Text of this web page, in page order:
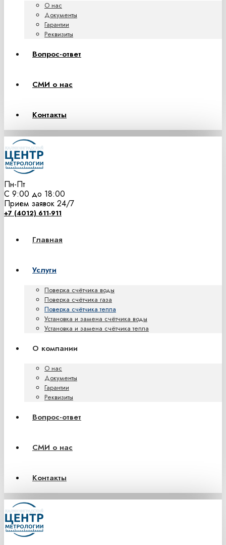
О нас
Документы
Гарантии
Реквизиты
Вопрос-ответ
СМИ о нас
Контакты
Пн-Пт
С 9:00 до 18:00
Прием заявок 24/7
+7 (4012) 611-911
Главная
Услуги
Поверка счётчика воды
Поверка счётчика газа
Поверка счётчика тепла
Установка и замена счётчика воды
Установка и замена счётчика тепла
О компании
О нас
Документы
Гарантии
Реквизиты
Вопрос-ответ
СМИ о нас
Контакты